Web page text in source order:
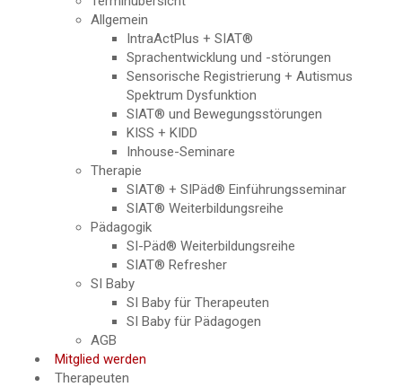
Allgemein
IntraActPlus + SIAT®
Sprachentwicklung und -störungen
Sensorische Registrierung + Autismus
Spektrum Dysfunktion
SIAT® und Bewegungsstörungen
KISS + KIDD
Inhouse-Seminare
Therapie
SIAT® + SIPäd® Einführungsseminar
SIAT® Weiterbildungsreihe
Pädagogik
SI-Päd® Weiterbildungsreihe
SIAT® Refresher
SI Baby
SI Baby für Therapeuten
SI Baby für Pädagogen
AGB
Mitglied werden
Therapeuten